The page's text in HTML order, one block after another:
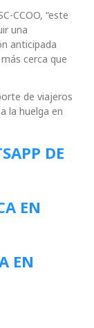
CCOO, “este
una
anticipada
cerca que
de viajeros
la huelga en
DE
EN
EN